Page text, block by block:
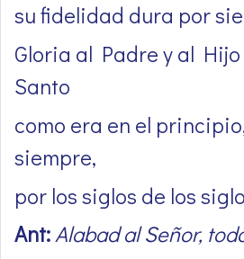
su fidelidad dura por
Gloria al Padre y al
Santo
como era en el
siempre,
por los siglos de los
Ant:Alabad al Señor,